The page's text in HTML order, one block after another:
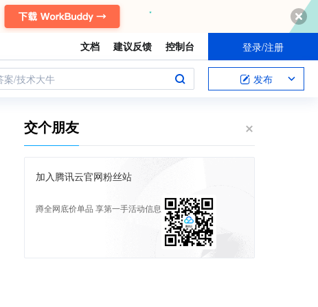
文档 建议反馈 控制台 登录/注册
案/技术大牛 发布
交个朋友
加入腾讯云官网粉丝站
蹲全网底价单品 享第一手活动信息